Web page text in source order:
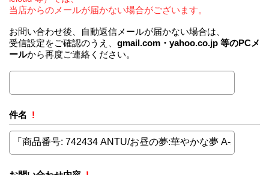
当店からのメールが届かない場合がございます。
お問い合わせ後、自動返信メールが届かない場合は、
受信設定をご確認のうえ、 gmail.com・yahoo.co.jp 等のPCメ
ールから再度ご連絡ください。
件名 !